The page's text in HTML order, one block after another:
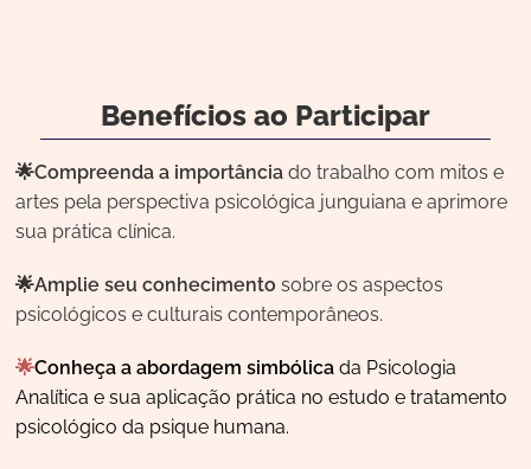
Benefícios ao Participar
🌟Compreenda a importânciado trabalho com mitos e
artes pela perspectiva psicológica junguiana e aprimore
sua prática clínica.
🌟Amplie seu conhecimentosobre os aspectos
psicológicos e culturais contemporâneos.
🌟Conheça a abordagem simbólica da Psicologia
Analítica e sua aplicação prática no estudo e tratamento
psicológico da psique humana.